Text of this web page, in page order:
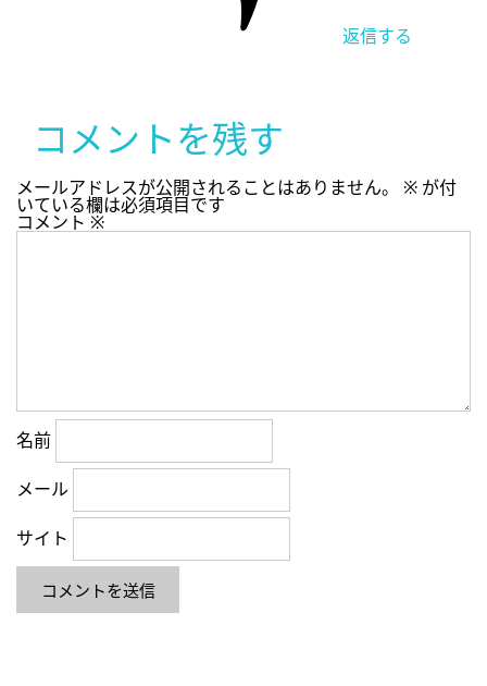
返信する
コメントを残す
メールアドレスが公開されることはありません。 ※ が付
いている欄は必須項目です
コメント ※
名前
メール
サイト